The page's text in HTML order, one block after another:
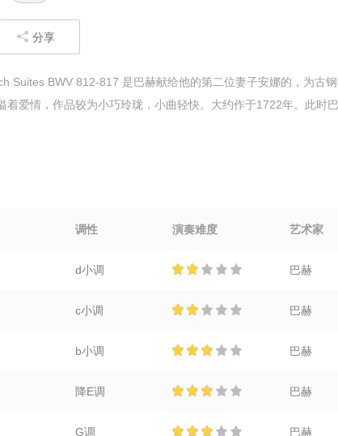
分享
Suites BWV 812-817 是巴赫献给他的第二位妻子安娜的，为古
着爱情，作品较为小巧玲珑，小曲轻快。大约作于1722年。此时巴
调性 演奏难度 艺术家
d小调 巴赫
c小调 巴赫
b小调 巴赫
降E调 巴赫
G调 巴赫